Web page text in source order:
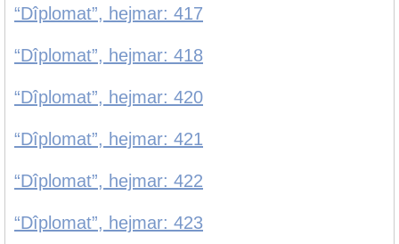
“Dîplomat”, hejmar: 417
“Dîplomat”, hejmar: 418
“Dîplomat”, hejmar: 420
“Dîplomat”, hejmar: 421
“Dîplomat”, hejmar: 422
“Dîplomat”, hejmar: 423